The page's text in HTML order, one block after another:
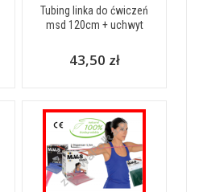
Tubing linka do ćwiczeń
msd 120cm + uchwyt
43,50 zł